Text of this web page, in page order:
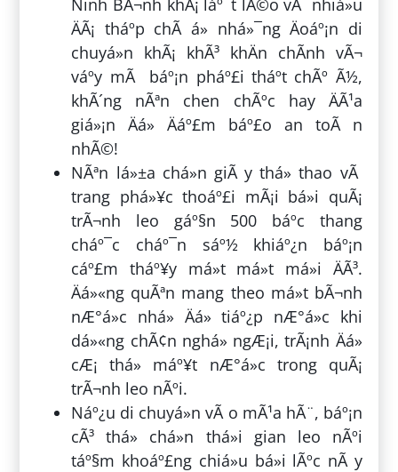
ÄÃ¡ tháº­p chÃ­ á» nhá»¯ng Äoáº¡n di
chuyá»n khÃ¡ khÃ³ khÄn chÃ­nh vÃ¬
váº­y mÃ báº¡n pháº£i tháº­t chÃº Ã½,
khÃ´ng nÃªn chen chÃºc hay ÄÃ¹a
giá»¡n Äá» Äáº£m báº£o an toÃ n
nhÃ©!
NÃªn lá»±a chá»n giÃ y thá» thao vÃ
trang phá»¥c thoáº£i mÃ¡i bá»i quÃ¡
trÃ¬nh leo gáº§n 500 báº­c thang
cháº¯c cháº¯n sáº½ khiáº¿n báº¡n
cáº£m tháº¥y má»t má»t má»i ÄÃ³.
Äá»«ng quÃªn mang theo má»t bÃ¬nh
nÆ°á»c nhá» Äá» tiáº¿p nÆ°á»c khi
dá»«ng chÃ¢n nghá» ngÆ¡i, trÃ¡nh Äá»
cÆ¡ thá» máº¥t nÆ°á»c trong quÃ¡
trÃ¬nh leo nÃºi.
Náº¿u di chuyá»n vÃ o mÃ¹a hÃ¨, báº¡n
cÃ³ thá» chá»n thá»i gian leo nÃºi
táº§m khoáº£ng chiá»u bá»i lÃºc nÃ y